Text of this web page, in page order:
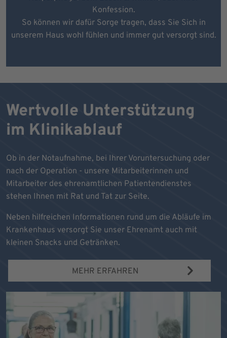
Konfession.
So können wir dafür Sorge tragen, dass Sie Sich in
unserem Haus wohl fühlen und immer gut versorgt sind.
Wertvolle Unterstützung
im Klinikablauf
Ob in der Notaufnahme, bei Ihrer Voruntersuchung oder
nach der Operation - unsere Mitarbeiterinnen und
Mitarbeiter des ehrenamtlichen Patientendienstes
stehen Ihnen mit Rat und Tat zur Seite.
Neben hilfreichen Informationen rund um die Abläufe im
Krankenhaus versorgt Sie unser Ehrenamt auch mit
kleinen Snacks und Getränken.
MEHR ERFAHREN